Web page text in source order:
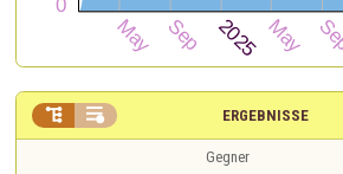
ERGEBNISSE
 
Gegner